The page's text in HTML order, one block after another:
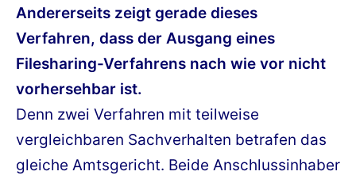
Andererseits zeigt gerade dieses
Verfahren, dass der Ausgang eines
Filesharing-Verfahrens nach wie vor nicht
vorhersehbar ist.
Denn zwei Verfahren mit teilweise
vergleichbaren Sachverhalten betrafen das
gleiche Amtsgericht. Beide Anschlussinhaber